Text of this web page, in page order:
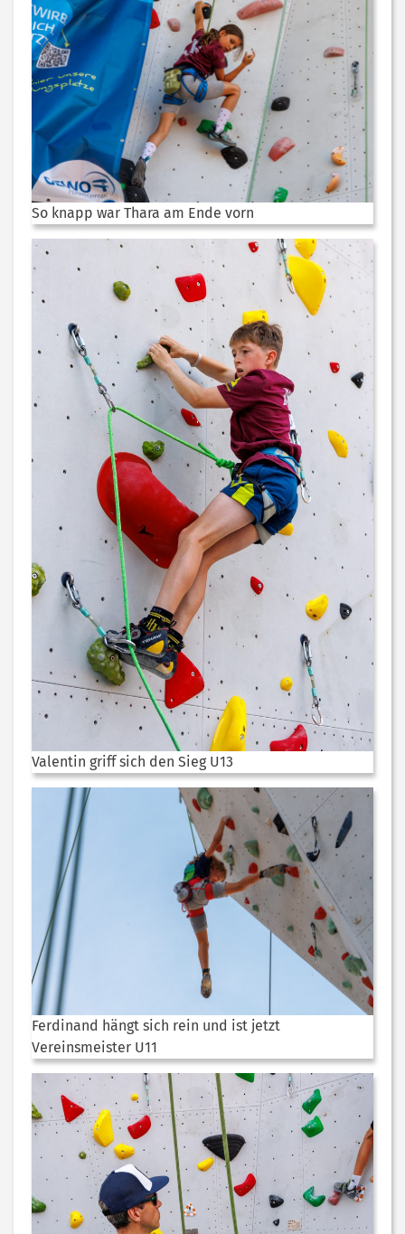
So knapp war Thara am Ende vorn
Valentin griff sich den Sieg U13
Ferdinand hängt sich rein und ist jetzt
Vereinsmeister U11